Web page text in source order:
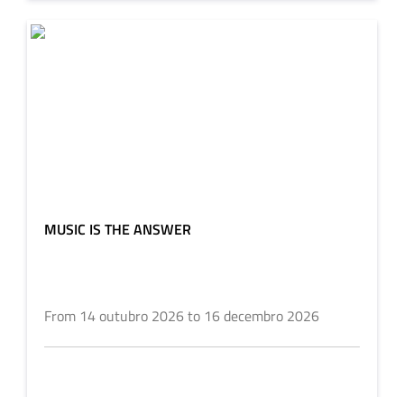
MUSIC IS THE ANSWER
From 14 outubro 2026 to 16 decembro 2026